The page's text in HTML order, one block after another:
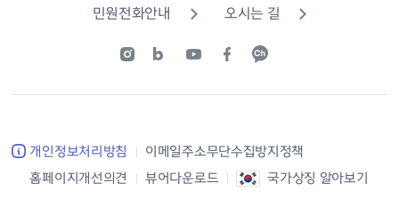
민원전화안내 오시는 길
개인정보처리방침
이메일주소무단수집방지정책
홈페이지개선의견
뷰어다운로드 국가상징 알아보기